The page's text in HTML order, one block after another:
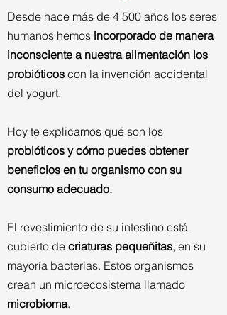
Desde hace más de 4 500 años los seres
humanos hemos incorporado de manera
inconsciente a nuestra alimentación los
probióticos con la invención accidental
del yogurt.
Hoy te explicamos qué son los
probióticos y cómo puedes obtener
beneficios en tu organismo con su
consumo adecuado.
El revestimiento de su intestino está
cubierto de criaturas pequeñitas, en su
mayoría bacterias. Estos organismos
crean un microecosistema llamado
microbioma.